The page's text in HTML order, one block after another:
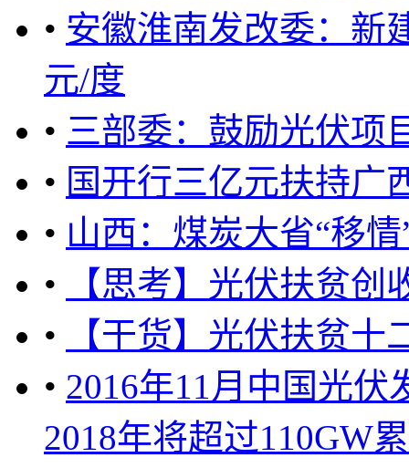
• 安徽淮南发改委：新
元/度
• 三部委：鼓励光伏项
• 国开行三亿元扶持广
• 山西：煤炭大省“移
•
【思考】光伏扶贫创
•
【干货】光伏扶贫
• 2016年11月中国光伏
2018年将超过110GW